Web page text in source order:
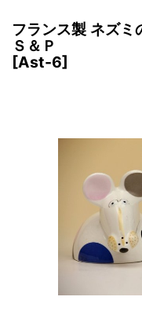
フランス製 ネズ
Ｓ＆Ｐ
[Ast-6]